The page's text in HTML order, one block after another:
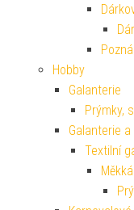
Hobby
Galanterie
Prýmky,
Galanterie
Textilní